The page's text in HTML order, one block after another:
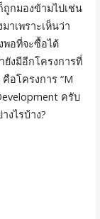
กมองข้ามไปเช่น
าเพราะเห็นว่า
อที่จะซื้อได้
ยังมีอีกโครงการที่
อโครงการ “M
ครับ
งไรบ้าง?